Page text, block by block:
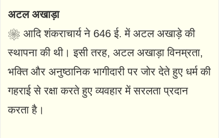
अटल अखाड़ा
❀ आदि शंकराचार्य ने 646 ई. में अटल अखाड़े की
स्थापना की थी। इसी तरह, अटल अखाड़ा विनम्रता,
भक्ति और अनुष्ठानिक भागीदारी पर जोर देते हुए धर्म की
गहराई से रक्षा करते हुए व्यवहार में सरलता प्रदान
करता है।